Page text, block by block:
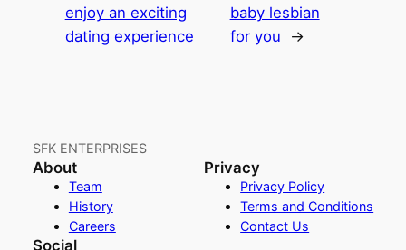
enjoy an exciting
dating experience
baby lesbian
for you
→
SFK ENTERPRISES
About
Team
History
Careers
Privacy
Privacy Policy
Terms and Conditions
Contact Us
Social